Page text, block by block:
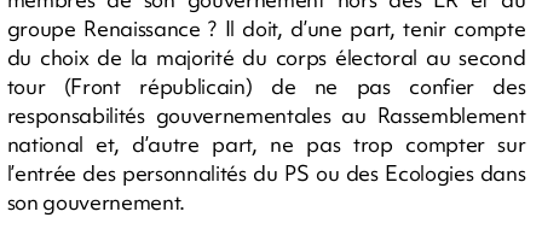
groupe Renaissance ? Il doit, d’une part, tenir compte
du choix de la majorité du corps électoral au second
tour (Front républicain) de ne pas confier des
responsabilités gouvernementales au Rassemblement
national et, d’autre part, ne pas trop compter sur
l’entrée des personnalités du PS ou des Ecologies dans
son gouvernement.